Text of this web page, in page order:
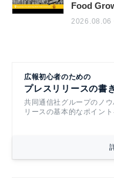
Food
2026.08.06
広報初心者のための
プレスリリースの書
共同通信社グループのノ
リースの基本的なポイント